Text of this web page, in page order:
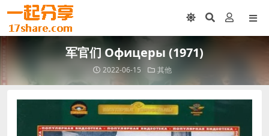
军官们 Офицеры (1971)
2022-06-15 其他